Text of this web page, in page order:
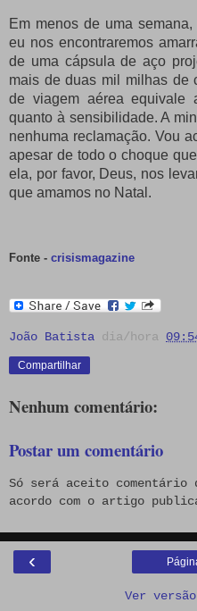
Em menos de uma
eu nos encontraremos
de uma cápsula de aço
mais de duas mil milhas de
de viagem aérea equivale
quanto à sensibilidade. A
nenhuma reclamação. Vou
apesar de todo o choque
ela, por favor, Deus, nos
que amamos no Natal.
Fonte - crisismagazine
João Batista dia/hora
Compartilhar
Nenhum comentário:
Postar um comentário
Só será aceito comentário
acordo com o artigo
‹
Ver